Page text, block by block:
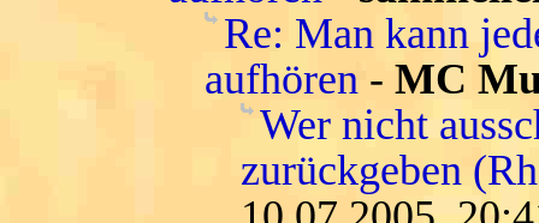
Re: Man kann
aufhören - MC
Wer nicht
zurückgeben